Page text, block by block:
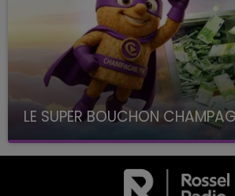
LE SUPER BOUCHON
avec La Famille Champagne FM, à